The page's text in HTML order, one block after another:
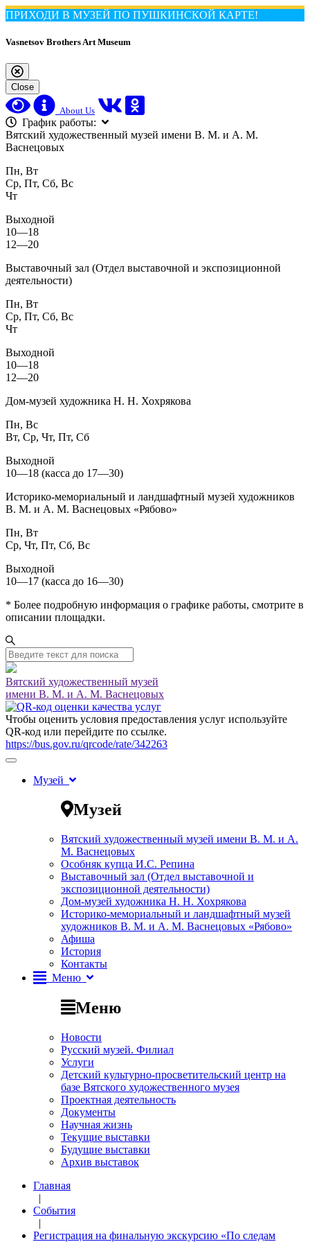
ПРИХОДИ В МУЗЕЙ ПО ПУШКИНСКОЙ КАРТЕ!
Vasnetsov Brothers Art Museum
Close
About Us
График работы:
Вятский художественный музей имени В. М. и А. М.
Васнецовых
Пн, Вт
Ср, Пт, Сб, Вс
Чт
Выходной
10—18
12—20
Выставочный зал (Отдел выставочной и экспозиционной
деятельности)
Пн, Вт
Ср, Пт, Сб, Вс
Чт
Выходной
10—18
12—20
Дом-музей художника Н. Н. Хохрякова
Пн, Вс
Вт, Ср, Чт, Пт, Сб
Выходной
10—18 (касса до 17—30)
Историко-мемориальный и ландшафтный музей художников
В. М. и А. М. Васнецовых «Рябово»
Пн, Вт
Ср, Чт, Пт, Сб, Вс
Выходной
10—17 (касса до 16—30)
* Более подробную информация о графике работы, смотрите в
описании площадки.
Вятский художественный музей
имени В. М. и А. М. Васнецовых
Чтобы оценить условия предоставления услуг используйте
QR-код или перейдите по ссылке.
https://bus.gov.ru/qrcode/rate/342263
Музей
Музей
Вятский художественный музей имени В. М. и А.
М. Васнецовых
Особняк купца И.С. Репина
Выставочный зал (Отдел выставочной и
экспозиционной деятельности)
Дом-музей художника Н. Н. Хохрякова
Историко-мемориальный и ландшафтный музей
художников В. М. и А. М. Васнецовых «Рябово»
Афиша
История
Контакты
Меню
Меню
Новости
Русский музей. Филиал
Услуги
Детский культурно-просветительский центр на
базе Вятского художественного музея
Проектная деятельность
Документы
Научная жизнь
Текущие выставки
Будущие выставки
Архив выставок
Главная
|
События
|
Регистрация на финальную экскурсию «По следам